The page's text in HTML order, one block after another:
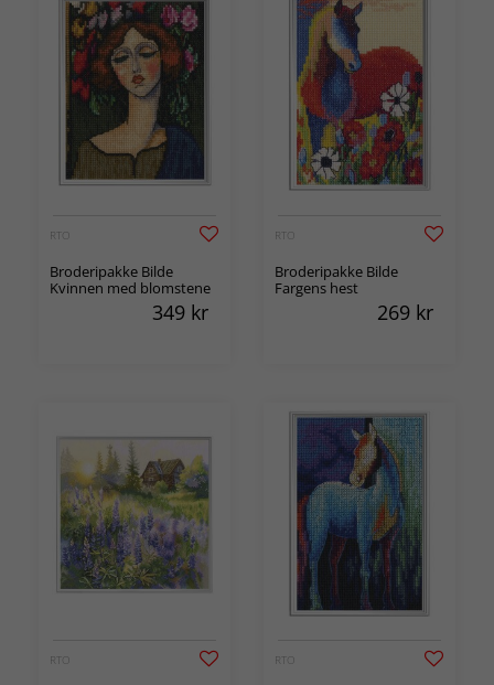
RTO
Broderipakke Bilde
Kvinnen med blomstene
349 kr
RTO
Broderipakke Bilde
Fargens hest
269 kr
RTO RTO